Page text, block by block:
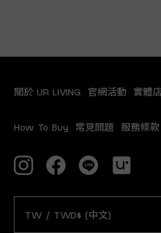
關於 UR LIVING 官網活動 實體
How To Buy 常見問題 服務條款
TW / TWD$ (中文)